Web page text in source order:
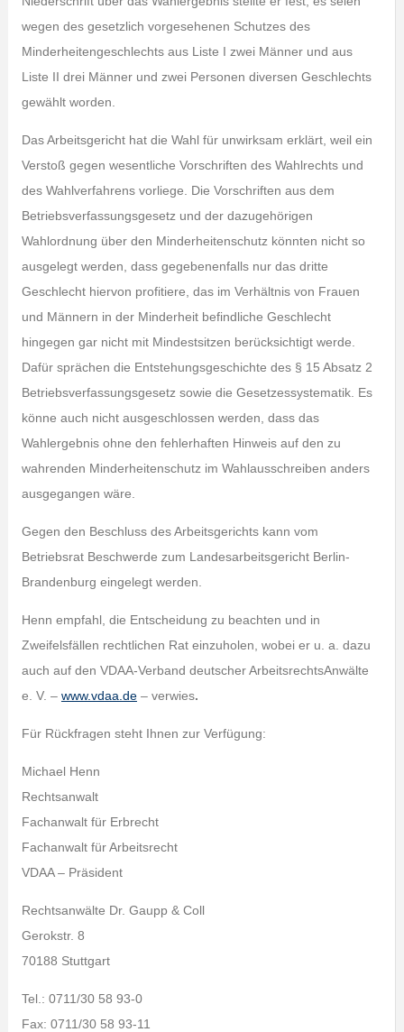
wegen des gesetzlich vorgesehenen Schutzes des
Minderheitengeschlechts aus Liste I zwei Männer und aus
Liste II drei Männer und zwei Personen diversen Geschlechts
gewählt worden.
Das Arbeitsgericht hat die Wahl für unwirksam erklärt, weil ein
Verstoß gegen wesentliche Vorschriften des Wahlrechts und
des Wahlverfahrens vorliege. Die Vorschriften aus dem
Betriebsverfassungsgesetz und der dazugehörigen
Wahlordnung über den Minderheitenschutz könnten nicht so
ausgelegt werden, dass gegebenenfalls nur das dritte
Geschlecht hiervon profitiere, das im Verhältnis von Frauen
und Männern in der Minderheit befindliche Geschlecht
hingegen gar nicht mit Mindestsitzen berücksichtigt werde.
Dafür sprächen die Entstehungsgeschichte des § 15 Absatz 2
Betriebsverfassungsgesetz sowie die Gesetzessystematik. Es
könne auch nicht ausgeschlossen werden, dass das
Wahlergebnis ohne den fehlerhaften Hinweis auf den zu
wahrenden Minderheitenschutz im Wahlausschreiben anders
ausgegangen wäre.
Gegen den Beschluss des Arbeitsgerichts kann vom
Betriebsrat Beschwerde zum Landesarbeitsgericht Berlin-
Brandenburg eingelegt werden.
Henn empfahl, die Entscheidung zu beachten und in
Zweifelsfällen rechtlichen Rat einzuholen, wobei er u. a. dazu
auch auf den VDAA-Verband deutscher ArbeitsrechtsAnwälte
e. V. – www.vdaa.de– verwies.
Für Rückfragen steht Ihnen zur Verfügung:
Michael Henn
Rechtsanwalt
Fachanwalt für Erbrecht
Fachanwalt für Arbeitsrecht
VDAA – Präsident
Rechtsanwälte Dr. Gaupp & Coll
Gerokstr. 8
70188 Stuttgart
Tel.: 0711/30 58 93-0
Fax: 0711/30 58 93-11